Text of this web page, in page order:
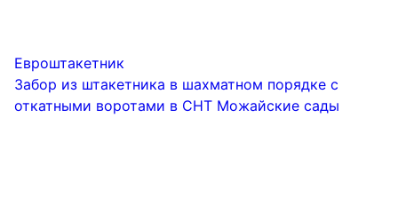
Евроштакетник
Забор из штакетника в шахматном порядке с
откатными воротами в СНТ Можайские сады